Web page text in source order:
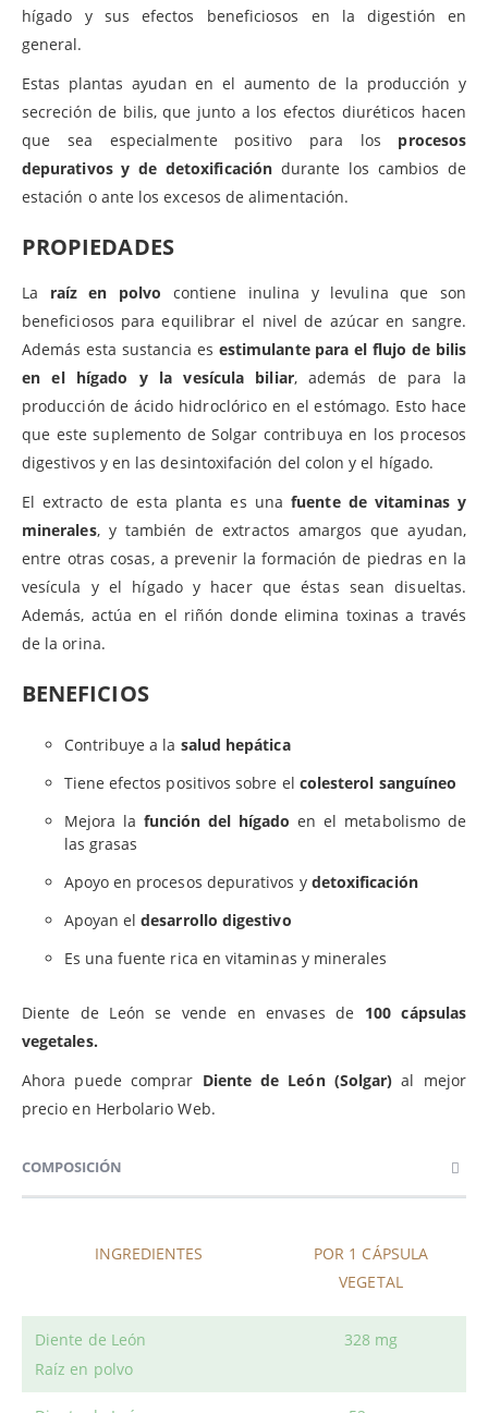
hígado y sus efectos beneficiosos en la digestión en
general.
Estas plantas ayudan en el aumento de la producción y
secreción de bilis, que junto a los efectos diuréticos hacen
que sea especialmente positivo para los procesos
depurativos y de detoxificacióndurante los cambios de
estación o ante los excesos de alimentación.
PROPIEDADES
La raíz en polvo contiene inulina y levulina que son
beneficiosos para equilibrar el nivel de azúcar en sangre.
Además esta sustancia es estimulante para el flujo de bilis
en el hígado y la vesícula biliar, además de para la
producción de ácido hidroclórico en el estómago. Esto hace
que este suplemento de Solgar contribuya en los procesos
digestivos y en las desintoxifación del colon y el hígado.
El extracto de esta planta es una fuente de vitaminas y
minerales, y también de extractos amargos que ayudan,
entre otras cosas, a prevenir la formación de piedras en la
vesícula y el hígado y hacer que éstas sean disueltas.
Además, actúa en el riñón donde elimina toxinas a través
de la orina.
BENEFICIOS
Contribuye a la salud hepática
Tiene efectos positivos sobre el colesterol sanguíneo
Mejora la función del hígado en el metabolismo de
las grasas
Apoyo en procesos depurativos y detoxificación
Apoyan eldesarrollo digestivo
Es una fuente rica en vitaminas y minerales
Diente de León se vende en envases de 100 cápsulas
vegetales.
Ahora puede comprar Diente de León (Solgar) al mejor
precio en Herbolario Web.
COMPOSICIÓN
INGREDIENTES
POR 1 CÁPSULA
VEGETAL
Diente de León
Raíz en polvo
328 mg